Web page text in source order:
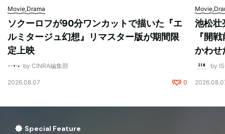
Movie,Drama
ソクーロフが90分ワンカットで描いた『エ
ルミタージュ幻想』リマスター版が期間限
定上映
by CINRA編集部
2026.08.07 0
池松壮
『開
かわせ
by
Special Feature